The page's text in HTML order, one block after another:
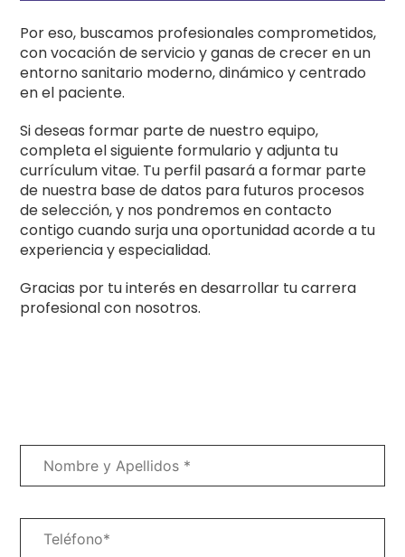
Por eso, buscamos profesionales comprometidos,
con vocación de servicio y ganas de crecer en un
entorno sanitario moderno, dinámico y centrado
en el paciente.
Si deseas formar parte de nuestro equipo,
completa el siguiente formulario y adjunta tu
currículum vitae. Tu perfil pasará a formar parte
de nuestra base de datos para futuros procesos
de selección, y nos pondremos en contacto
contigo cuando surja una oportunidad acorde a tu
experiencia y especialidad.
Gracias por tu interés en desarrollar tu carrera
profesional con nosotros.